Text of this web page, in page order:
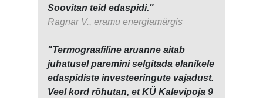
Soovitan teid edaspidi."
Ragnar V., eramu energiamärgis
"Termograafiline aruanne aitab
juhatusel paremini selgitada elanikele
edaspidiste investeeringute vajadust.
Veel kord rõhutan, et KÜ Kalevipoja 9